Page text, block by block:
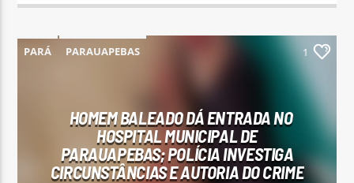
PARÁ PARAUAPEBAS 1
HOMEM BALEADO DÁ ENTRADA NO
HOSPITAL MUNICIPAL DE
PARAUAPEBAS; POLÍCIA INVESTIGA
CIRCUNSTÂNCIAS E AUTORIA DO CRIME